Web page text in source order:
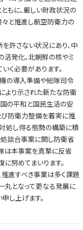
もに、厳しい財政状況の
々と推進し航空防衛力の
許さない状況にあり、中
活発化、北朝鮮の核やミ
く必要があります。
の導入準備や総隊司令
より示された新たな防衛
の平和と国民生活の安
防衛力整備を着実に推
処し得る態勢の構築に積
処談合事案に関し防衛省
は本事案を真摯に反省
努めてまいります。
進すべき事業は多く課題
丸となって更なる発展に
し上げます。